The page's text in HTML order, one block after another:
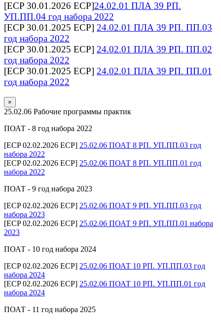
[ECP 30.01.2026 ECP]24.02.01 ПЛА 39 РП.
УП.ПП.04 год набора 2022
[ECP 30.01.2025 ECP] 24.02.01 ПЛА 39 РП. ПП.03
год набора 2022
[ECP 30.01.2025 ECP] 24.02.01 ПЛА 39 РП. ПП.02
год набора 2022
[ECP 30.01.2025 ECP] 24.02.01 ПЛА 39 РП. ПП.01
год набора 2022
×
25.02.06 Рабочие программы практик
ПОАТ - 8 год набора 2022
[ECP 02.02.2026 ECP] 25.02.06 ПОАТ 8 РП. УП.ПП.03 год
набора 2022
[ECP 02.02.2026 ECP] 25.02.06 ПОАТ 8 РП. УП.ПП.01 год
набора 2022
ПОАТ - 9 год набора 2023
[ECP 02.02.2026 ECP] 25.02.06 ПОАТ 9 РП. УП.ПП.03 год
набора 2023
[ECP 02.02.2026 ECP] 25.02.06 ПОАТ 9 РП. УП.ПП.01 набора
2023
ПОАТ - 10 год набора 2024
[ECP 02.02.2026 ECP] 25.02.06 ПОАТ 10 РП. УП.ПП.03 год
набора 2024
[ECP 02.02.2026 ECP] 25.02.06 ПОАТ 10 РП. УП.ПП.01 год
набора 2024
ПОАТ - 11 год набора 2025